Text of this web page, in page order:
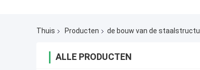
Thuis Producten de bouw van de
ALLE PRODUCTEN